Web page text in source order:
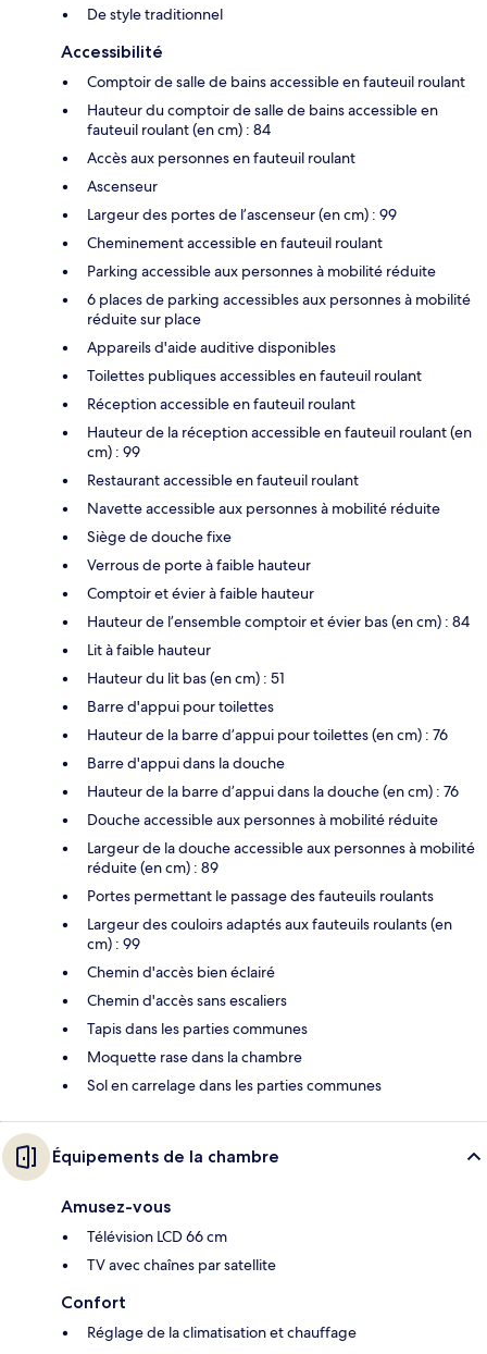
De style traditionnel
Accessibilité
Comptoir de salle de bains accessible en fauteuil roulant
Hauteur du comptoir de salle de bains accessible en
fauteuil roulant (en cm) : 84
Accès aux personnes en fauteuil roulant
Ascenseur
Largeur des portes de l’ascenseur (en cm) : 99
Cheminement accessible en fauteuil roulant
Parking accessible aux personnes à mobilité réduite
6 places de parking accessibles aux personnes à mobilité
réduite sur place
Appareils d'aide auditive disponibles
Toilettes publiques accessibles en fauteuil roulant
Réception accessible en fauteuil roulant
Hauteur de la réception accessible en fauteuil roulant (en
cm) : 99
Restaurant accessible en fauteuil roulant
Navette accessible aux personnes à mobilité réduite
Siège de douche fixe
Verrous de porte à faible hauteur
Comptoir et évier à faible hauteur
Hauteur de l’ensemble comptoir et évier bas (en cm) : 84
Lit à faible hauteur
Hauteur du lit bas (en cm) : 51
Barre d'appui pour toilettes
Hauteur de la barre d’appui pour toilettes (en cm) : 76
Barre d'appui dans la douche
Hauteur de la barre d’appui dans la douche (en cm) : 76
Douche accessible aux personnes à mobilité réduite
Largeur de la douche accessible aux personnes à mobilité
réduite (en cm) : 89
Portes permettant le passage des fauteuils roulants
Largeur des couloirs adaptés aux fauteuils roulants (en
cm) : 99
Chemin d'accès bien éclairé
Chemin d'accès sans escaliers
Tapis dans les parties communes
Moquette rase dans la chambre
Sol en carrelage dans les parties communes
Équipements de la chambre
Amusez-vous
Télévision LCD 66 cm
TV avec chaînes par satellite
Confort
Réglage de la climatisation et chauffage